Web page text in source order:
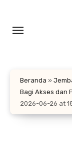
konten
Beranda »
Bagi Akses dan
2026-06-26 at